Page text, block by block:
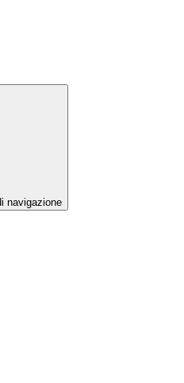
navigazione